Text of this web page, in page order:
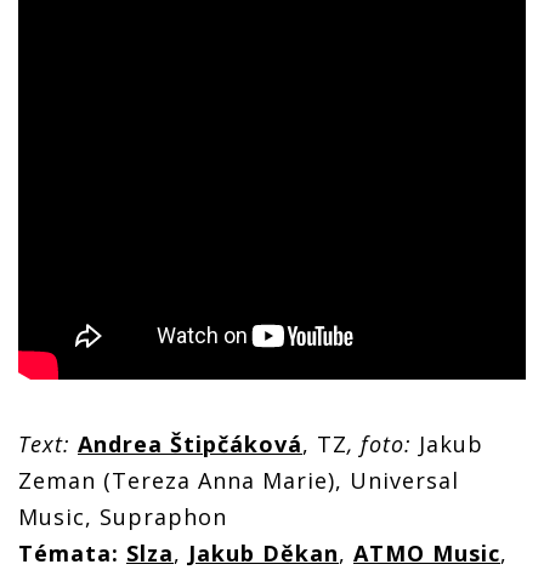
Text: Andrea Štipčáková, TZ, foto: Jakub
Zeman (Tereza Anna Marie), Universal
Music, Supraphon
Témata: Slza, Jakub Děkan, ATMO Music,